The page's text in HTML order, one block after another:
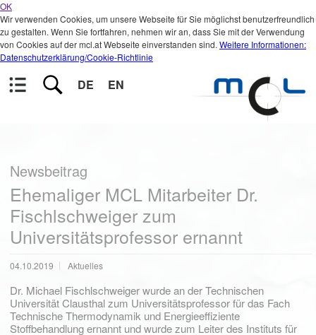
OK
Wir verwenden Cookies, um unsere Webseite für Sie möglichst benutzerfreundlich
zu gestalten. Wenn Sie fortfahren, nehmen wir an, dass Sie mit der Verwendung
von Cookies auf der mcl.at Webseite einverstanden sind. Weitere Informationen:
Datenschutzerklärung/Cookie-Richtlinie
DE EN
Newsbeitrag
Ehemaliger MCL Mitarbeiter Dr.
Fischlschweiger zum
Universitätsprofessor ernannt
04.10.2019 Aktuelles
Dr. Michael Fischlschweiger wurde an der Technischen
Universität Clausthal zum Universitätsprofessor für das Fach
Technische Thermodynamik und Energieeffiziente
Stoffbehandlung ernannt und wurde zum Leiter des Instituts für